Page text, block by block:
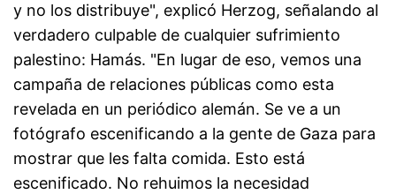
y no los distribuye", explicó Herzog, señalando al
verdadero culpable de cualquier sufrimiento
palestino: Hamás. "En lugar de eso, vemos una
campaña de relaciones públicas como esta
revelada en un periódico alemán. Se ve a un
fotógrafo escenificando a la gente de Gaza para
mostrar que les falta comida. Esto está
escenificado. No rehuimos la necesidad